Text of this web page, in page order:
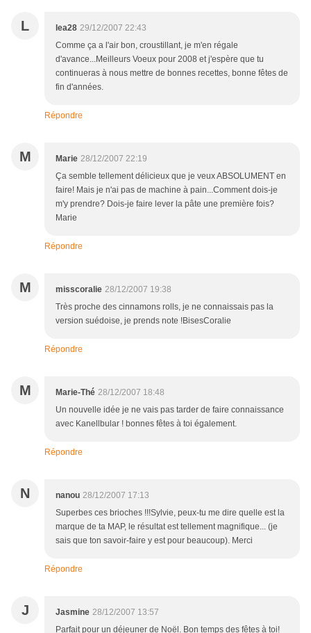
L lea28 29/12/2007 22:43
Comme ça a l'air bon, croustillant, je m'en régale
d'avance...Meilleurs Voeux pour 2008 et j'espère que tu
continueras à nous mettre de bonnes recettes, bonne fêtes de
fin d'années.
Répondre
M Marie 28/12/2007 22:19
Ça semble tellement délicieux que je veux ABSOLUMENT en
faire! Mais je n'ai pas de machine à pain...Comment dois-je
m'y prendre? Dois-je faire lever la pâte une première fois?
Marie
Répondre
M misscoralie 28/12/2007 19:38
Très proche des cinnamons rolls, je ne connaissais pas la
version suédoise, je prends note !BisesCoralie
Répondre
M Marie-Thé 28/12/2007 18:48
Un nouvelle idée je ne vais pas tarder de faire connaissance
avec Kanellbular ! bonnes fêtes à toi également.
Répondre
N nanou 28/12/2007 17:13
Superbes ces brioches !!!Sylvie, peux-tu me dire quelle est la
marque de ta MAP, le résultat est tellement magnifique... (je
sais que ton savoir-faire y est pour beaucoup). Merci
Répondre
J Jasmine 28/12/2007 13:57
Parfait pour un déjeuner de Noël. Bon temps des fêtes à toi!